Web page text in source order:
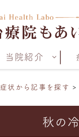
当院紹介
症状から記事を探す
秋の